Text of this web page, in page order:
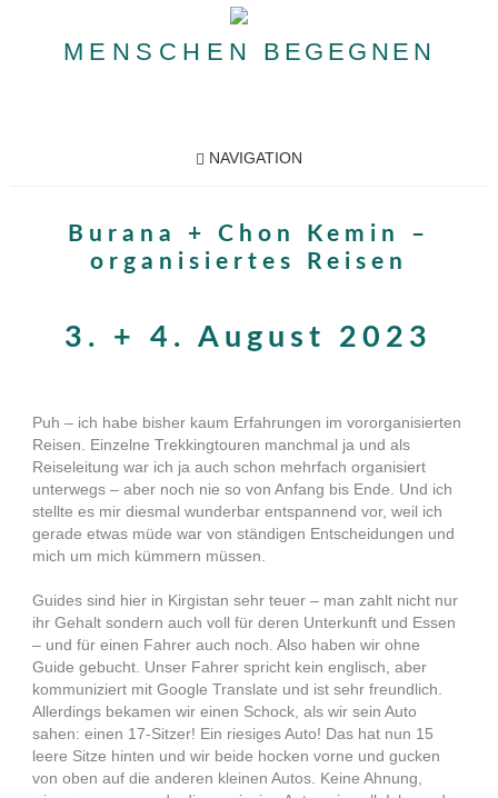
MENSCHEN BEGEGNEN
NAVIGATION
Burana + Chon Kemin –
organisiertes Reisen
3. + 4. August 2023
Puh – ich habe bisher kaum Erfahrungen im vororganisierten
Reisen. Einzelne Trekkingtouren manchmal ja und als
Reiseleitung war ich ja auch schon mehrfach organisiert
unterwegs – aber noch nie so von Anfang bis Ende. Und ich
stellte es mir diesmal wunderbar entspannend vor, weil ich
gerade etwas müde war von ständigen Entscheidungen und
mich um mich kümmern müssen.
Guides sind hier in Kirgistan sehr teuer – man zahlt nicht nur
ihr Gehalt sondern auch voll für deren Unterkunft und Essen
– und für einen Fahrer auch noch. Also haben wir ohne
Guide gebucht. Unser Fahrer spricht kein englisch, aber
kommuniziert mit Google Translate und ist sehr freundlich.
Allerdings bekamen wir einen Schock, als wir sein Auto
sahen: einen 17-Sitzer! Ein riesiges Auto! Das hat nun 15
leere Sitze hinten und wir beide hocken vorne und gucken
von oben auf die anderen kleinen Autos. Keine Ahnung,